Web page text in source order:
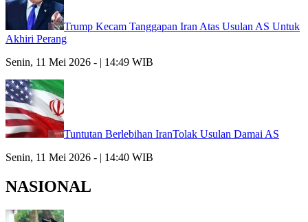
Trump Kecam Tanggapan Iran Atas Usulan AS Untuk
Akhiri Perang
Senin, 11 Mei 2026 - | 14:49 WIB
Tuntutan Berlebihan IranTolak Usulan Damai AS
Senin, 11 Mei 2026 - | 14:40 WIB
NASIONAL